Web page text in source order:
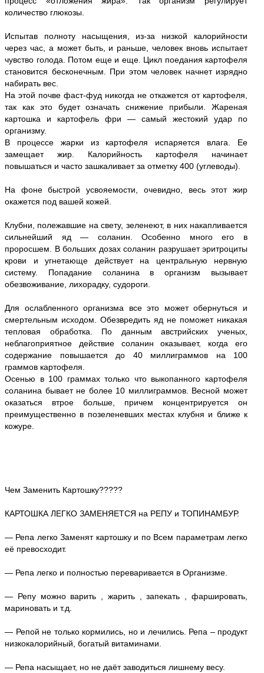
количество глюкозы.
Испытав полноту насыщения, из-за низкой калорийности
через час, а может быть, и раньше, человек вновь испытает
чувство голода. Потом еще и еще. Цикл поедания картофеля
становится бесконечным. При этом человек начнет изрядно
набирать вес.
На этой почве фаст-фуд никогда не откажется от картофеля,
так как это будет означать снижение прибыли. Жареная
картошка и картофель фри — самый жестокий удар по
организму.
В процессе жарки из картофеля испаряется влага. Ее
замещает жир. Калорийность картофеля начинает
повышаться и часто зашкаливает за отметку 400 (углеводы).
На фоне быстрой усвояемости, очевидно, весь этот жир
окажется под вашей кожей.
Клубни, полежавшие на свету, зеленеют, в них накапливается
сильнейший яд — соланин. Особенно много его в
проросшем. В больших дозах соланин разрушает эритроциты
крови и угнетающе действует на центральную нервную
систему. Попадание соланина в организм вызывает
обезвоживание, лихорадку, судороги.
Для ослабленного организма все это может обернуться и
смертельным исходом. Обезвредить яд не поможет никакая
тепловая обработка. По данным австрийских ученых,
неблагоприятное действие соланин оказывает, когда его
содержание повышается до 40 миллиграммов на 100
граммов картофеля.
Осенью в 100 граммах только что выкопанного картофеля
соланина бывает не более 10 миллиграммов. Весной может
оказаться втрое больше, причем концентрируется он
преимущественно в позеленевших местах клубня и ближе к
кожуре.
Чем Заменить Картошку?????
КАРТОШКА ЛЕГКО ЗАМЕНЯЕТСЯ на РЕПУ и ТОПИНАМБУР.
— Репа легко Заменят картошку и по Всем параметрам легко
её превосходит.
— Репа легко и полностью переваривается в Организме.
— Репу можно варить , жарить , запекать , фаршировать,
мариновать и т.д.
— Репой не только кормились, но и лечились. Репа – продукт
низкокалорийный, богатый витаминами.
— Репа насыщает, но не даёт заводиться лишнему весу.